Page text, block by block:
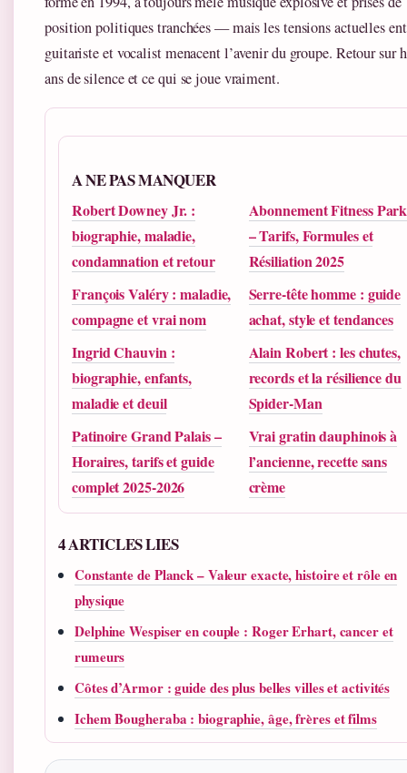
position politiques tranchées — mais les tensions actuelles
guitariste et vocalist menacent l’avenir du groupe. Retour sur
ans de silence et ce qui se joue vraiment.
A NE PAS MANQUER
Robert Downey Jr. :
biographie, maladie,
condamnation et retour
Abonnement Fitness Park
– Tarifs, Formules et
Résiliation 2025
François Valéry : maladie,
compagne et vrai nom
Serre-tête homme : guide
achat, style et tendances
Ingrid Chauvin :
biographie, enfants,
maladie et deuil
Alain Robert : les chutes,
records et la résilience du
Spider-Man
Patinoire Grand Palais –
Horaires, tarifs et guide
complet 2025-2026
Vrai gratin dauphinois à
l’ancienne, recette sans
crème
4 ARTICLES LIES
Constante de Planck – Valeur exacte, histoire et rôle en
physique
Delphine Wespiser en couple : Roger Erhart, cancer et
rumeurs
Côtes d’Armor : guide des plus belles villes et activités
Ichem Bougheraba : biographie, âge, frères et films